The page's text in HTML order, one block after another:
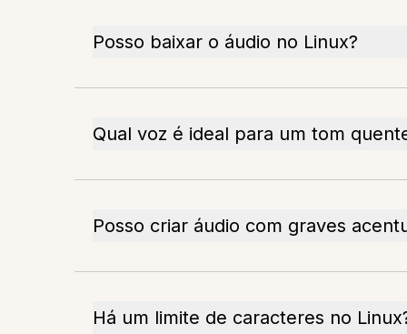
Posso baixar o áudio no Linux?
Qual voz é ideal para um tom
Posso criar áudio com graves
Há um limite de caracteres no